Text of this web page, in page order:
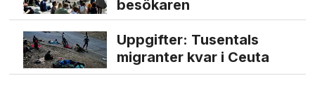
besökaren
Uppgifter: Tusentals
migranter kvar i Ceuta